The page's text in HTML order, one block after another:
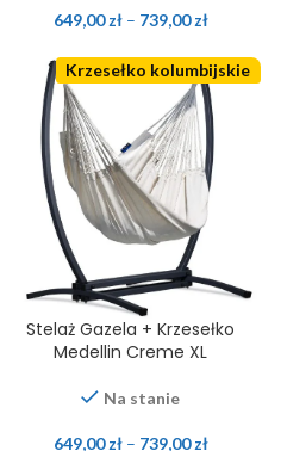
649,00zł – 739,00zł
Krzesełko kolumbijskie
Stelaż Gazela + Krzesełko
Medellin Creme XL
Na stanie
649,00zł – 739,00zł